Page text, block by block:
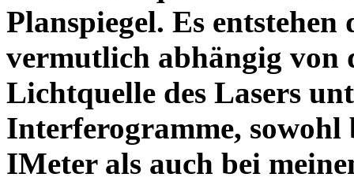
Planspiegel. Es entstehen
vermutlich abhängig von
Lichtquelle des Lasers
Interferogramme, sowohl
IMeter als auch bei